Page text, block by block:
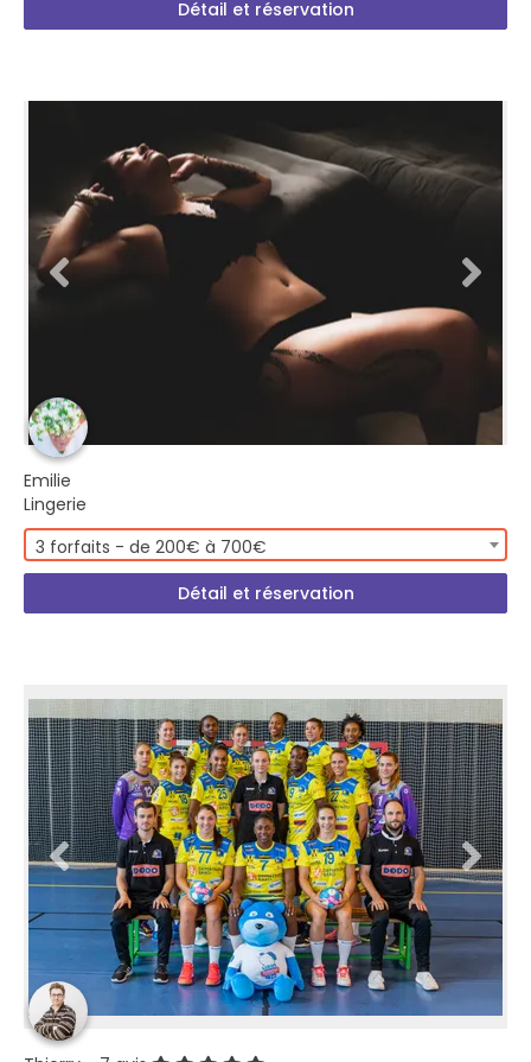
Détail et réservation
Emilie
Lingerie
3 forfaits - de 200€ à 700€
Détail et réservation